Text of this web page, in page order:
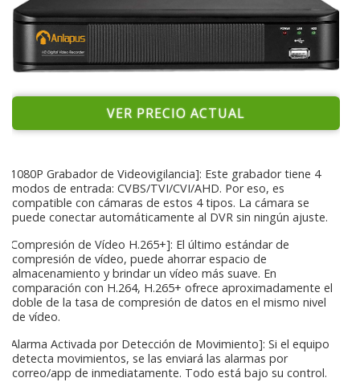
VER PRECIO ACTUAL
[1080P Grabador de Videovigilancia]: Este grabador tiene 4
modos de entrada: CVBS/TVI/CVI/AHD. Por eso, es
compatible con cámaras de estos 4 tipos. La cámara se
puede conectar automáticamente al DVR sin ningún ajuste.
[Compresión de Vídeo H.265+]: El último estándar de
compresión de vídeo, puede ahorrar espacio de
almacenamiento y brindar un vídeo más suave. En
comparación con H.264, H.265+ ofrece aproximadamente el
doble de la tasa de compresión de datos en el mismo nivel
de vídeo.
[Alarma Activada por Detección de Movimiento]: Si el equipo
detecta movimientos, se las enviará las alarmas por
correo/app de inmediatamente. Todo está bajo su control.